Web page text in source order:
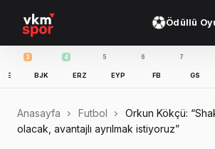
Ödüllü
BJK ERZ EYP
Anasayfa Futbol
Orkun Kökçü:
olacak, avantajlı ayrılmak istiyoruz”